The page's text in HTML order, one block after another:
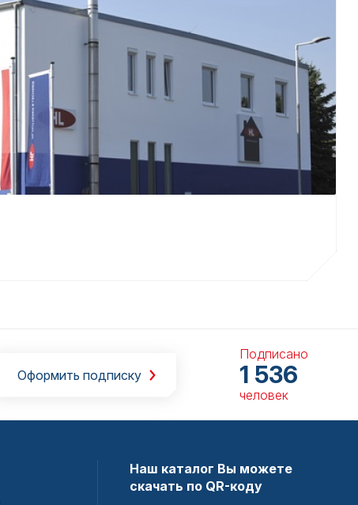
Оформить подписку
Подписано
1 536
человек
Наш каталог Вы можете
скачать по QR-коду